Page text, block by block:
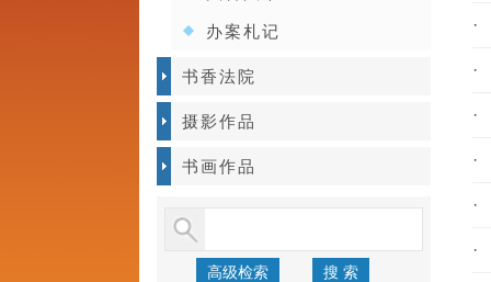
办案札记
书香法院
摄影作品
书画作品
高级检索 搜 索
·
·
·
·
·
·